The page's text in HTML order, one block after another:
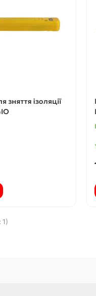
зняття ізоляції
1)